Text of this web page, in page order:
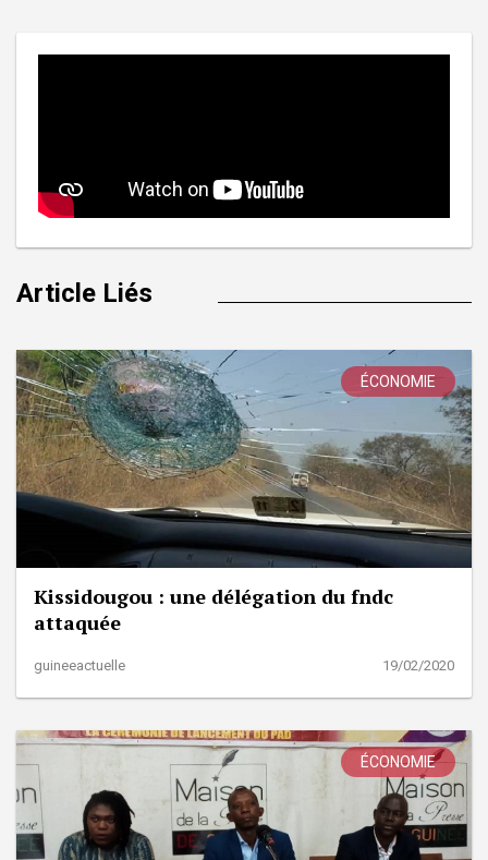
Article Liés
ÉCONOMIE
Kissidougou : une délégation du fndc
attaquée
guineeactuelle 19/02/2020
ÉCONOMIE